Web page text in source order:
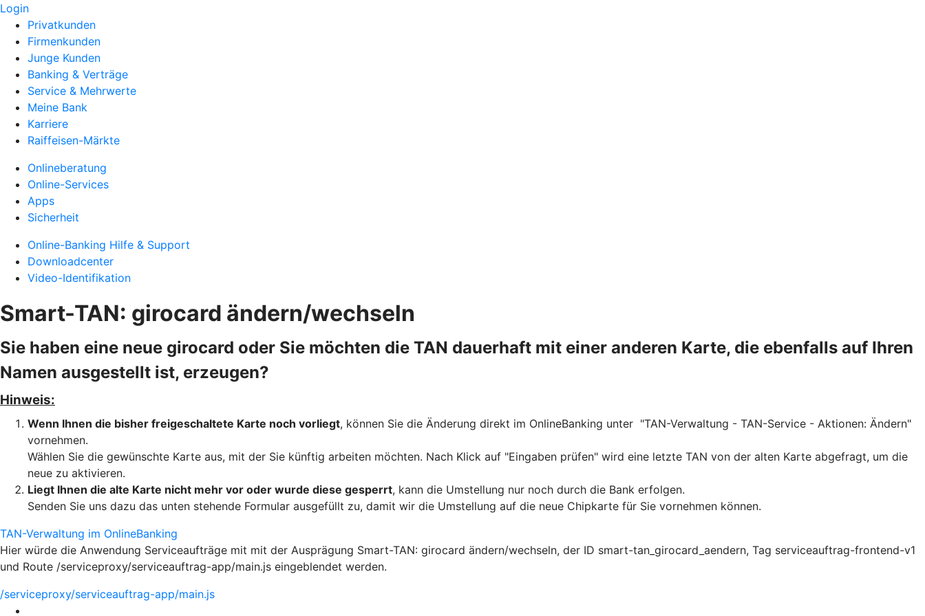
Login
Privatkunden
Firmenkunden
Junge Kunden
Banking & Verträge
Service & Mehrwerte
Meine Bank
Karriere
Raiffeisen-Märkte
Onlineberatung
Online-Services
Apps
Sicherheit
Online-Banking Hilfe & Support
Downloadcenter
Video-Identifikation
Smart-TAN: girocard ändern/wechseln
Sie haben eine neue girocard oder Sie möchten die TAN dauerhaft mit einer anderen Karte, die ebenfalls auf Ihren
Namen ausgestellt ist, erzeugen?
Hinweis:
Wenn Ihnen die bisher freigeschaltete Karte noch vorliegt, können Sie die Änderung direkt im OnlineBanking unter "TAN-Verwaltung - TAN-Service - Aktionen: Ändern"
vornehmen.
Wählen Sie die gewünschte Karte aus, mit der Sie künftig arbeiten möchten. Nach Klick auf "Eingaben prüfen" wird eine letzte TAN von der alten Karte abgefragt, um die
neue zu aktivieren.
Liegt Ihnen die alte Karte nicht mehr vor oder wurde diese gesperrt, kann die Umstellung nur noch durch die Bank erfolgen.
Senden Sie uns dazu das unten stehende Formular ausgefüllt zu, damit wir die Umstellung auf die neue Chipkarte für Sie vornehmen können.
TAN-Verwaltung im OnlineBanking
Hier würde die Anwendung Serviceaufträge mit mit der Ausprägung Smart-TAN: girocard ändern/wechseln, der ID smart-tan_girocard_aendern, Tag serviceauftrag-frontend-v1
und Route /serviceproxy/serviceauftrag-app/main.js eingeblendet werden.
/serviceproxy/serviceauftrag-app/main.js